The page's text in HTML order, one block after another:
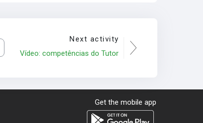
Next activity
Vídeo: competências do Tutor
Get the mobile app